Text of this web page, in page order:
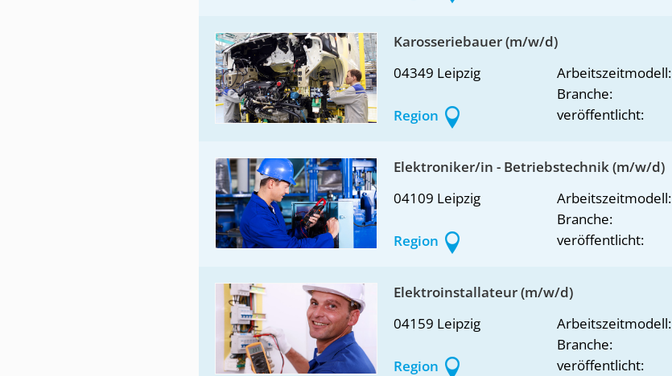
Karosseriebauer (m/w/d)
04349 Leipzig
Arbeitszeitmodell:
Branche:
veröffentlicht:
Region
Elektroniker/in - Betriebstechnik (m/w/d)
04109 Leipzig
Arbeitszeitmodell:
Branche:
veröffentlicht:
Region
Elektroinstallateur (m/w/d)
04159 Leipzig
Arbeitszeitmodell:
Branche:
veröffentlicht:
Region